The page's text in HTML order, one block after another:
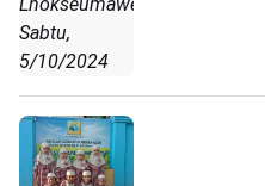
Lhokseumawe,
Sabtu,
5/10/2024